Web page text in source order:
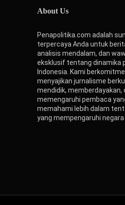
About Us
Penapolitika.com adalah
terpercaya Anda untuk
analisis mendalam, dan
eksklusif tentang dinamika
Indonesia. Kami
menyajikan jurnalisme
mendidik, memberdayakan,
memengaruhi pembaca
memahami lebih dalam
yang mempengaruhi negara